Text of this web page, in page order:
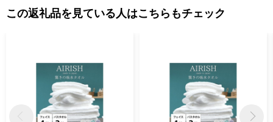
この返礼品を見ている人はこちらもチェック